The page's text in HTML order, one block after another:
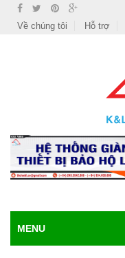
Về chúng tôi
Hỗ trợ
MENU